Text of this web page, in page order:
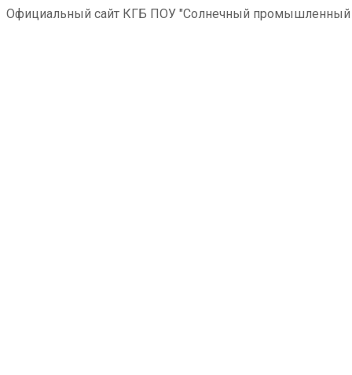
Официальный сайт КГБ ПОУ "Солнечный промышленный